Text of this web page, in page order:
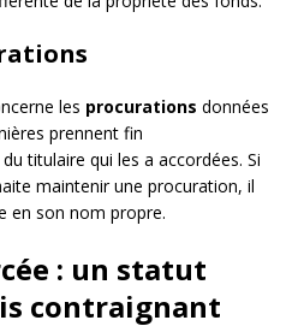
les procurations données
prennent fin
titulaire qui les a accordées. Si
maintenir une procuration, il
en son nom propre.
: un statut
contraignant